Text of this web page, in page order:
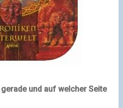
und auf welcher Seite